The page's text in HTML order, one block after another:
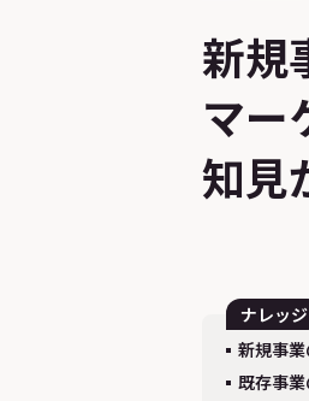
新規
マー
知見
ナレッジ
新規事
既存事